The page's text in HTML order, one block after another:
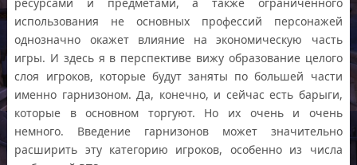
использования не основных профессий персонажей
однозначно окажет влияние на экономическую часть
игры. И здесь я в перспективе вижу образование целого
слоя игроков, которые будут заняты по большей части
именно гарнизоном. Да, конечно, и сейчас есть барыги,
которые в основном торгуют. Но их очень и очень
немного. Введение гарнизонов может значительно
расширить эту категорию игроков, особенно из числа